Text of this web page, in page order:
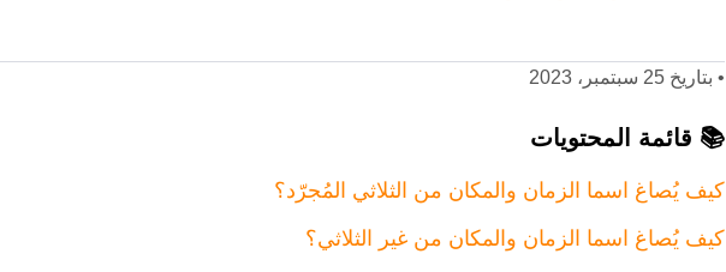
• بتاريخ 25 سبتمبر، 2023
📚 قائمة المحتويات
كيف يُصاغ اسما الزمان والمكان من الثلاثي المُجرّد؟
كيف يُصاغ اسما الزمان والمكان من غير الثلاثي؟